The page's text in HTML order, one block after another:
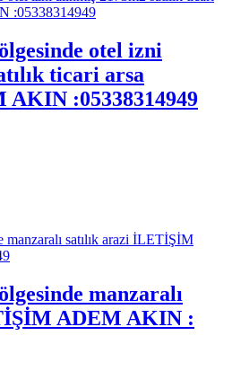
otel izni
ticari arsa
:05338314949
manzaralı
ADEM AKIN :